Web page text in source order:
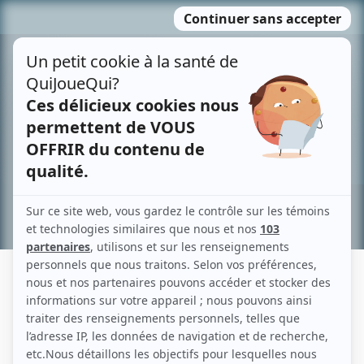
MENU
contenu
Recherche avancée »
JOHN-SÉBASTIEN CÔTÉ
Liens
Fiche de John-Sébastien Côté sur Showbizz.net